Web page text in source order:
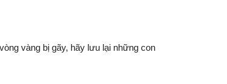
vàng bị gãy, hãy lưu lại những con